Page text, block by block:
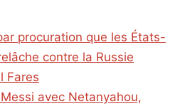
procuration que les États-
contre la Russie
Fares
avec Netanyahou,